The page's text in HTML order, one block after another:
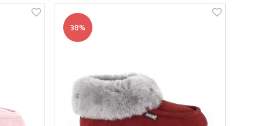
38%